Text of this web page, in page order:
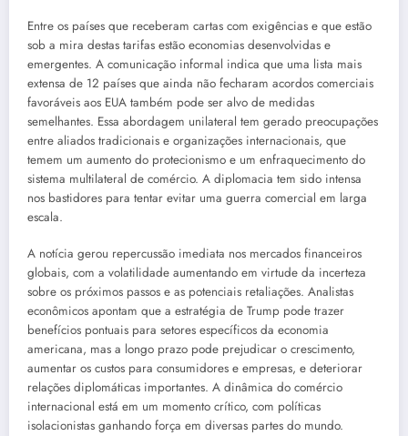
Entre os países que receberam cartas com exigências e que estão
sob a mira destas tarifas estão economias desenvolvidas e
emergentes. A comunicação informal indica que uma lista mais
extensa de 12 países que ainda não fecharam acordos comerciais
favoráveis aos EUA também pode ser alvo de medidas
semelhantes. Essa abordagem unilateral tem gerado preocupações
entre aliados tradicionais e organizações internacionais, que
temem um aumento do protecionismo e um enfraquecimento do
sistema multilateral de comércio. A diplomacia tem sido intensa
nos bastidores para tentar evitar uma guerra comercial em larga
escala.
A notícia gerou repercussão imediata nos mercados financeiros
globais, com a volatilidade aumentando em virtude da incerteza
sobre os próximos passos e as potenciais retaliações. Analistas
econômicos apontam que a estratégia de Trump pode trazer
benefícios pontuais para setores específicos da economia
americana, mas a longo prazo pode prejudicar o crescimento,
aumentar os custos para consumidores e empresas, e deteriorar
relações diplomáticas importantes. A dinâmica do comércio
internacional está em um momento crítico, com políticas
isolacionistas ganhando força em diversas partes do mundo.